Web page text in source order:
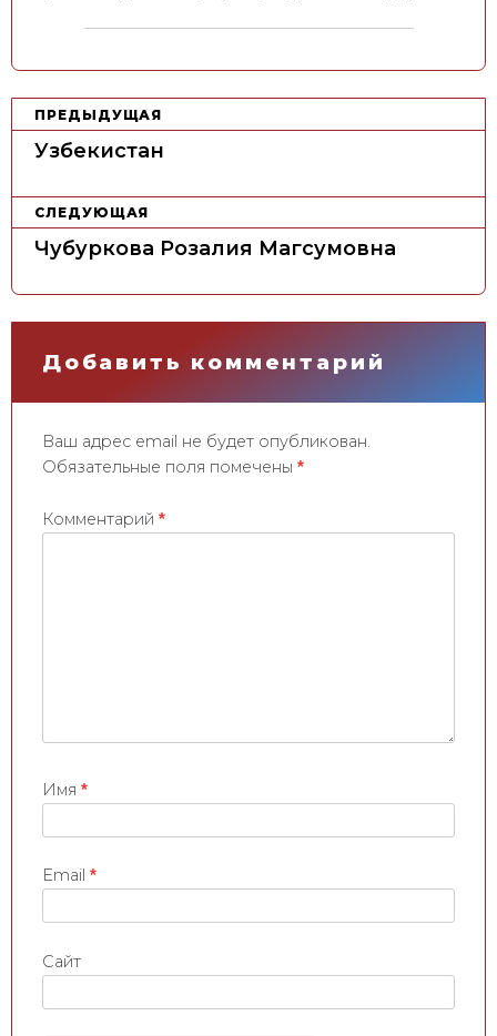
Н
и
г
ц
и
ПРЕДЫДУЩАЯ
Узбекистан
СЛЕДУЮЩАЯ
Чубуркова Розалия Магсумовна
Добавить комментарий
Ваш адрес email не будет опубликован.
Обязательные поля помечены *
Комментарий *
Имя *
Email *
Сайт